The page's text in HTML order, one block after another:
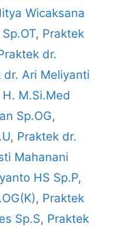
Wicaksana
, Praktek
dr.
dr. Ari Meliyanti
M.Si.Med
Sp.OG,
, Praktek dr.
Mahanani
HS Sp.P,
, Praktek
Sp.S, Praktek